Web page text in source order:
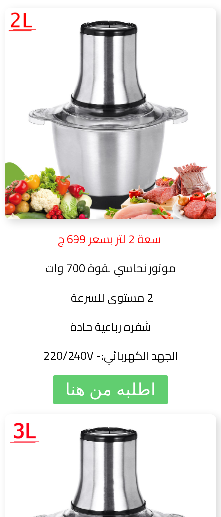
موتور نحاسي بقوة 700 وات
2 مستوى للسرعة
شفره رباعية حادة
الجهد الكهربائي:- 220/240V
اطلبه من هنا